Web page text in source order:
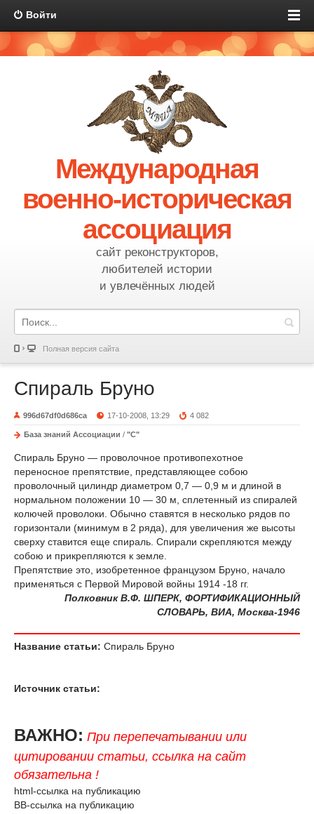
Войти
Международная
военно-историческая
ассоциация
сайт реконструкторов,
любителей истории
и увлечённых людей
Полная версия сайта
Спираль Бруно
996d67df0d686ca 17-10-2008, 13:29 4 082
База знаний Ассоциации / "С"
Спираль Бруно — проволочное противопехотное
переносное препятствие, представляющее собою
проволочный цилиндр диаметром 0,7 — 0,9 м и длиной в
нормальном положении 10 — 30 м, сплетенный из спиралей
колючей проволоки. Обычно ставятся в несколько рядов по
горизонтали (минимум в 2 ряда), для увеличения же высоты
сверху ставится еще спираль. Спирали скрепляются между
собою и прикрепляются к земле.
Препятствие это, изобретенное французом Бруно, начало
применяться с Первой Мировой войны 1914 -18 гг.
Полковник В.Ф. ШПЕРК, ФОРТИФИКАЦИОННЫЙ
СЛОВАРЬ, ВИА, Москва-1946
Название статьи: Спираль Бруно
Источник статьи:
ВАЖНО: При перепечатывании или
цитировании статьи, ссылка на сайт
обязательна !
html-ссылка на публикацию
BB-ссылка на публикацию